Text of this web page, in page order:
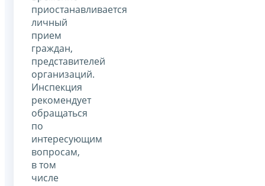
приостанавливается
личный
прием
граждан,
представителей
организаций.
Инспекция
рекомендует
обращаться
по
интересующим
вопросам,
в том
числе